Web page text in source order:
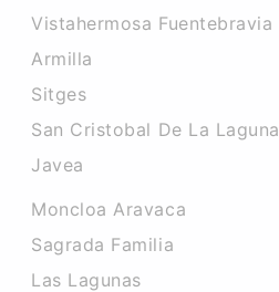
Vistahermosa Fuentebravia
Armilla
Sitges
San Cristobal De La Laguna
Javea
Moncloa Aravaca
Sagrada Familia
Las Lagunas